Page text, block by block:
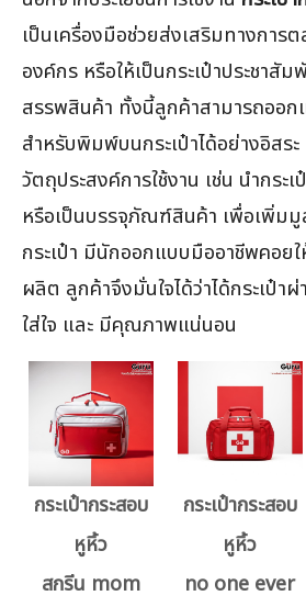
เป็นเครื่องมือช่วยส่งเสริมทางการ
องค์กร หรือให้เป็นกระเป๋าประชาสั
สรรพสินค้า ทั้งนี้ลูกค้าสามารถออก
สำหรับพิมพ์บนกระเป๋าได้อย่างอิสร
วัตถุประสงค์การใช้งาน เช่น นำกระเ
หรือเป็นบรรจุภัณฑ์สินค้า เพื่อเพิ่มมู
กระเป๋า มีนักออกแบบมืออาชีพคอย
ผลิต ลูกค้าจึงมั่นใจได้ว่าได้กระเป๋า
ใส่ใจ และ มีคุณภาพแน่นอน
กระเป๋ากระสอบ
หูหิ้ว
สกรีน mom
กระเป๋ากระสอบ
หูหิ้ว
no one ever